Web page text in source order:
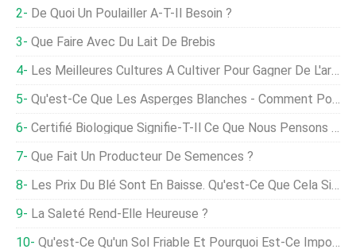
De Quoi Un Poulailler A-T-Il Besoin ?
Que Faire Avec Du Lait De Brebis
Les Meilleures Cultures À Cultiver Pour Gagner De L'argent
Qu'est-Ce Que Les Asperges Blanches - Comment Poussent Les Asperges Blanches
Certifié Biologique Signifie-T-Il Ce Que Nous Pensons Qu'il Fait ?
Que Fait Un Producteur De Semences ?
Les Prix Du Blé Sont En Baisse. Qu'est-Ce Que Cela Signifie Pour Vous?
La Saleté Rend-Elle Heureuse ?
Qu'est-Ce Qu'un Sol Friable Et Pourquoi Est-Ce Important ?